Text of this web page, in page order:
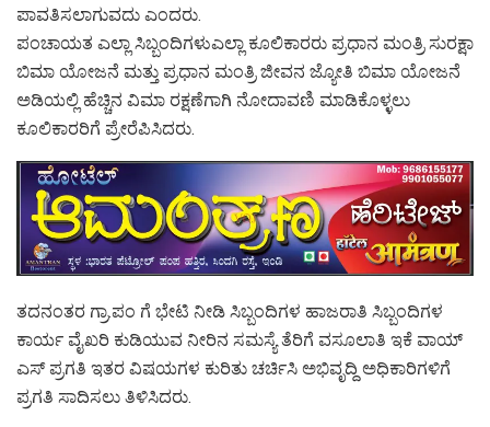
ಪಾವತಿಸಲಾಗುವದು ಎಂದರು.
ಪಂಚಾಯತ ಎಲ್ಲಾ ಸಿಬ್ಬಂದಿಗಳುಎಲ್ಲಾ ಕೂಲಿಕಾರರು ಪ್ರಧಾನ ಮಂತ್ರಿ ಸುರಕ್ಷಾ
ಬಿಮಾ ಯೋಜನೆ ಮತ್ತು ಪ್ರಧಾನ ಮಂತ್ರಿ ಜೀವನ ಜ್ಯೋತಿ ಬಿಮಾ ಯೋಜನೆ
ಅಡಿಯಲ್ಲಿ ಹೆಚ್ಚಿನ ವಿಮಾ ರಕ್ಷಣೆಗಾಗಿ ನೋದಾವಣಿ ಮಾಡಿಕೊಳ್ಳಲು
ಕೂಲಿಕಾರರಿಗೆ ಪ್ರೇರೆಪಿಸಿದರು.
ತದನಂತರ ಗ್ರಾ.ಪಂ ಗೆ ಭೇಟಿ ನೀಡಿ ಸಿಬ್ಬಂದಿಗಳ ಹಾಜರಾತಿ ಸಿಬ್ಬಂದಿಗಳ
ಕಾರ್ಯ ವೈಖರಿ ಕುಡಿಯುವ ನೀರಿನ ಸಮಸ್ಯೆ ತೆರಿಗೆ ವಸೂಲಾತಿ ಇಕೆ ವಾಯ್
ಎಸ್ ಪ್ರಗತಿ ಇತರ ವಿಷಯಗಳ ಕುರಿತು ಚರ್ಚಿಸಿ ಅಭಿವೃದ್ದಿ ಅಧಿಕಾರಿಗಳಿಗೆ
ಪ್ರಗತಿ ಸಾದಿಸಲು ತಿಳಿಸಿದರು.